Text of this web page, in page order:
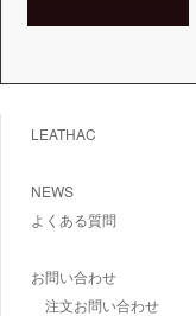
LEATHAC
NEWS
よくある質問
お問い合わせ
注文お問い合わせ